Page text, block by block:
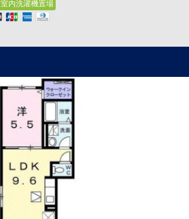
室内洗濯機置場